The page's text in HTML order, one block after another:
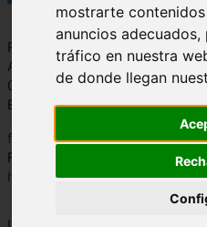
mostrarte
anuncios adecuados,
tráfico en nuestra
de donde llegan
Requisitos de finalización
Rambla Amatisteros, 15, D2 -
Almería
04008
España
faam@faam.esTelf: +34 950
Fax: +34 950 278 184
http://www.faam.es